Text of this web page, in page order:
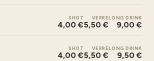
SHOT
4,00 €
VERRE
5,50 €
LONG DRINK
9,00 €
SHOT
4,00 €
VERRE
5,50 €
LONG DRINK
9,50 €